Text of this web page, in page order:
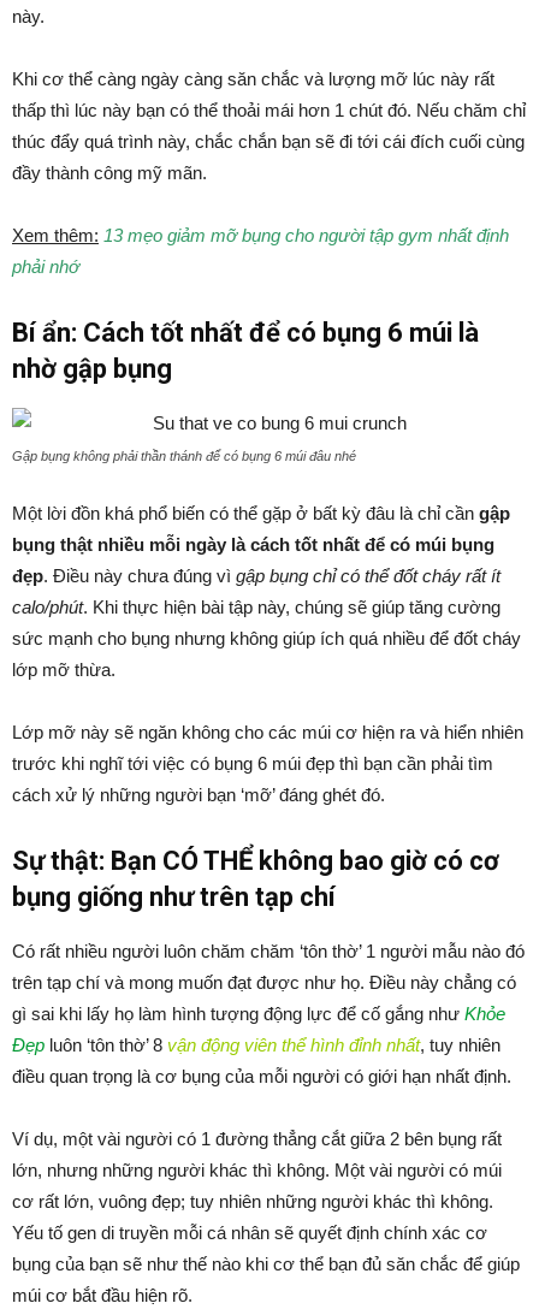
này.
Khi cơ thể càng ngày càng săn chắc và lượng mỡ lúc này rất
thấp thì lúc này bạn có thể thoải mái hơn 1 chút đó. Nếu chăm chỉ
thúc đẩy quá trình này, chắc chắn bạn sẽ đi tới cái đích cuối cùng
đầy thành công mỹ mãn.
Xem thêm: 13 mẹo giảm mỡ bụng cho người tập gym nhất định
phải nhớ
Bí ẩn: Cách tốt nhất để có bụng 6 múi là
nhờ gập bụng
Gập bụng không phải thần thánh để có bụng 6 múi đâu nhé
Một lời đồn khá phổ biến có thể gặp ở bất kỳ đâu là chỉ cần gập
bụng thật nhiều mỗi ngày là cách tốt nhất để có múi bụng
đẹp. Điều này chưa đúng vì gập bụng chỉ có thể đốt cháy rất ít
calo/phút. Khi thực hiện bài tập này, chúng sẽ giúp tăng cường
sức mạnh cho bụng nhưng không giúp ích quá nhiều để đốt cháy
lớp mỡ thừa.
Lớp mỡ này sẽ ngăn không cho các múi cơ hiện ra và hiển nhiên
trước khi nghĩ tới việc có bụng 6 múi đẹp thì bạn cần phải tìm
cách xử lý những người bạn ‘mỡ’ đáng ghét đó.
Sự thật: Bạn CÓ THỂ không bao giờ có cơ
bụng giống như trên tạp chí
Có rất nhiều người luôn chăm chăm ‘tôn thờ’ 1 người mẫu nào đó
trên tạp chí và mong muốn đạt được như họ. Điều này chẳng có
gì sai khi lấy họ làm hình tượng động lực để cố gắng như Khỏe
Đẹp luôn ‘tôn thờ’ 8 vận động viên thể hình đỉnh nhất, tuy nhiên
điều quan trọng là cơ bụng của mỗi người có giới hạn nhất định.
Ví dụ, một vài người có 1 đường thẳng cắt giữa 2 bên bụng rất
lớn, nhưng những người khác thì không. Một vài người có múi
cơ rất lớn, vuông đẹp; tuy nhiên những người khác thì không.
Yếu tố gen di truyền mỗi cá nhân sẽ quyết định chính xác cơ
bụng của bạn sẽ như thế nào khi cơ thể bạn đủ săn chắc để giúp
múi cơ bắt đầu hiện rõ.